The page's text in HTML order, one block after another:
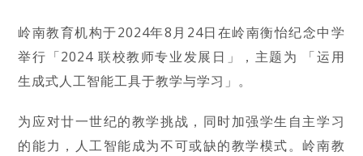
岭南教育机构于2024年8月24日在岭南衡怡纪念中学
举行「2024 联校教师专业发展日」，主题为 「运用
生成式人工智能工具于教学与学习」。
为应对廿一世纪的教学挑战，同时加强学生自主学习
的能力，人工智能成为不可或缺的教学模式。岭南教